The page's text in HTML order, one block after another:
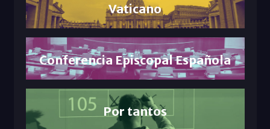
Vaticano
Conferencia Episcopal Española
Por tantos